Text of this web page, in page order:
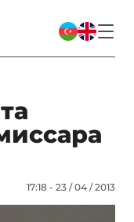
17:18 - 23 / 04 / 2013